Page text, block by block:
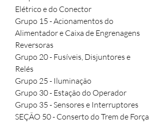
Elétrico e do Conector
Grupo 15 - Acionamentos do
Alimentador e Caixa de Engrenagens
Reversoras
Grupo 20 - Fusíveis, Disjuntores e
Relés
Grupo 25 - Iluminação
Grupo 30 - Estação do Operador
Grupo 35 - Sensores e Interruptores
SEÇÃO 50 - Conserto do Trem de Força